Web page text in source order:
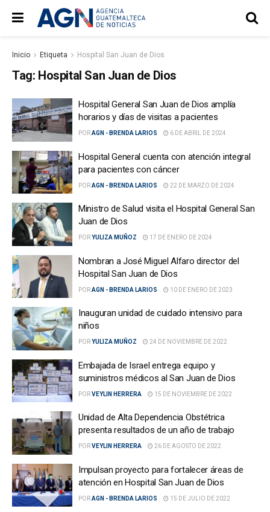
Inicio Etiqueta Hospital San Juan de Dios
Tag: Hospital San Juan de Dios
Hospital General San Juan de Dios amplía
horarios y días de visitas a pacientes
PORAGN - BRENDA LARIOS 6 DE ABRIL DE 2024
Hospital General cuenta con atención integral
para pacientes con cáncer
PORAGN - BRENDA LARIOS 22 DE MARZO DE 2024
Ministro de Salud visita el Hospital General San
Juan de Dios
PORYULIZA MUÑOZ 17 DE ENERO DE 2024
Nombran a José Miguel Alfaro director del
Hospital San Juan de Dios
PORAGN - BRENDA LARIOS 10 DE ENERO DE 2023
Inauguran unidad de cuidado intensivo para
niños
PORYULIZA MUÑOZ 24 DE NOVIEMBRE DE 2022
Embajada de Israel entrega equipo y
suministros médicos al San Juan de Dios
PORVEYLIN HERRERA 15 DE NOVIEMBRE DE 2022
Unidad de Alta Dependencia Obstétrica
presenta resultados de un año de trabajo
PORVEYLIN HERRERA 26 DE AGOSTO DE 2022
Impulsan proyecto para fortalecer áreas de
atención en Hospital San Juan de Dios
PORAGN - BRENDA LARIOS 15 DE JULIO DE 2022